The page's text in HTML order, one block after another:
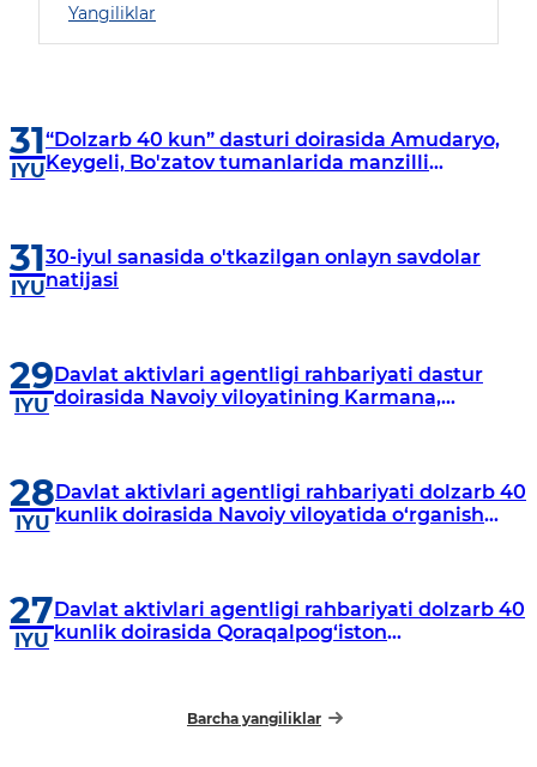
Yangiliklar
31
IYU
“Dolzarb 40 kun” dasturi doirasida Amudaryo,
Keygeli, Bo'zatov tumanlarida manzilli
31
IYU
30-iyul sanasida o'tkazilgan onlayn savdolar
natijasi
29
IYU
Davlat aktivlari agentligi rahbariyati dastur
doirasida Navoiy viloyatining Karmana,
28
IYU
Davlat aktivlari agentligi rahbariyati dolzarb 40
kunlik doirasida Navoiy viloyatida o‘rganish
27
IYU
Davlat aktivlari agentligi rahbariyati dolzarb 40
kunlik doirasida Qoraqalpog‘iston
Barcha yangiliklar